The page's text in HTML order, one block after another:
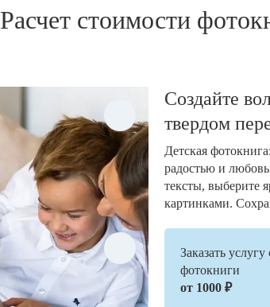
Расчет стоимости
Создайте
твердом
Детская
радостью и
тексты, выберите
картинками.
Заказать услугу
фотокниги
от 1000 ₽